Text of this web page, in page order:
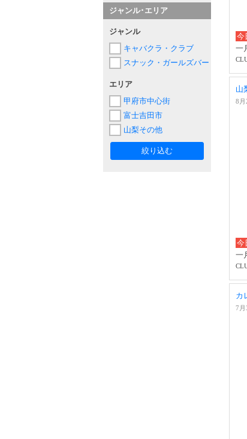
今
一
山
8月
今
一
カ
7月
ジャンル･エリア
ジャンル
キャバクラ・クラブ
スナック・ガールズバー
エリア
甲府市中心街
富士吉田市
山梨その他
絞り込む